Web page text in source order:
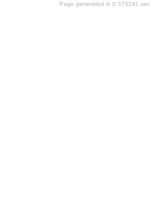
Page generated in 0.573241